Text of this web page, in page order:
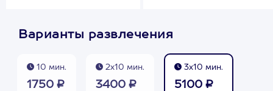
Варианты развлечения
10 мин.
1750 ₽
2х10 мин.
3400 ₽
3х10 мин.
5100 ₽